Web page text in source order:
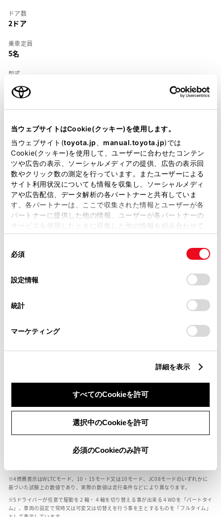
当ウェブサイトはCookie(クッキー)を使用します。
当ウェブサイト(toyota.jp manual.toyota.jp)では
Cookie(クッキー)を使用して、ユーザーに合わせたコンテン
ツや広告の表示、ソーシャルメディアの提供、広告の表示回
数やクリック数の測定を行っています。またユーザーによる
サイト利用状況についても情報を収集し、ソーシャルメディ
アや広告配信、データ解析の各パートナーと共有していま
す。各パートナーは、ここで収集された情報とユーザーが各
パートナーに提供した他の情報、ユーザーが各パートナーの
サービスを使用したときに収集した他の情報を組み合わせて
使用することがあります。当ウェブサイトの使用を続行する
デバイスにすべてのCookie(クッキー)が保存されることに同
意したことになります。Cookie(クッキー)のオプトアウト、
設定の変更、同意を撤回したりするにあたっては、当社の
「Cookie（クッキー）情報の取り扱いについて
」をご覧くだ
必須
設定情報
統計
マーケティング
詳細を表示
すべてのCookieを許可
選択中のCookieを許可
必須のCookieのみ許可
ドア数
2ドア
乗車定員
5名
型式
ホイールベース ※1
2690mm
トレッド前／後
1520/1520mm
室内長×室内幅× 室内高
1825 ×1490 ×1110mm
車両重量
1590kg
装備・オプション
ールベースが左右で数値が異なる場合がございます。
エンジン仕様により、×2の表記がしてある場合がございます。（ロータリーエンジ
燃費表示はWLTCモード、10・15モード又は10モード、JC08モードのいずれかに
基づいた試験上の数値であり、実際の数値は走行条件などにより異なります。
ドライバーが任意で駆動を２輪・４輪を切り替える事が出来る４WDを「パートタイ
ム」、車両の設定で常時又は可変又は切替えを行う事を主とするものを「フルタイム」